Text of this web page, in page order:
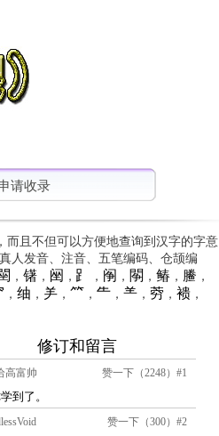
请收录
而且不但可以方便地查询到汉字的字意
人发音、注音、五笔编码、仓颉编
， 䦃， 䦷 ， ⻊ ， 䦶 ， 䦛 ， 䲠 ， 䲢 ，
， 䌷 ， ⺶， ⺮ ， ⺧， ⺷， 䓖， 䙌，